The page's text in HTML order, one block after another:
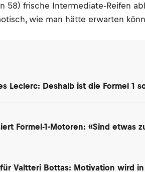
58) frische Intermediate-Reifen
wie man hätte erwarten
Leclerc: Deshalb ist die Formel 1
Formel-1-Motoren: «Sind etwas
Valtteri Bottas: Motivation wird